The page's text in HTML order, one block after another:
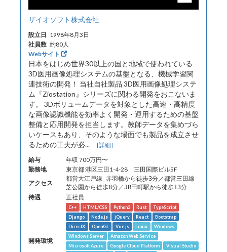
ザイオソフト株式会社
設立日 1998年8月3日
社員数 約80人
Webサイト
日本をはじめ世界30以上の国と地域で使われている
3D医用画像処理システムの基盤となる、機械学習関
連技術の開発！ 当社自社製品 3D医用画像処理システ
ム『Ziostation』シリーズに関わる開発をおこないま
す。 3Dボリュームデータを対象とした高速・高精度
な画像認識機能を効率よく開発・運用するための基盤
整備と応用開発を担当します。教師データを集めづら
いケースもあり、そのような場面でも製品を成立させ
るための工夫が必... [詳細]
給与
年収 700万円〜
勤務地
東京都 港区三田1-4-28 三田国際ビル5F
アクセス
都営大江戸線 赤羽橋から徒歩3分／都営三田線
芝公園から徒歩8分／JR田町駅から徒歩13分
待遇 正社員
開発環境
C++ HTML/CSS Python3 Rust
TypeScript
Django
Node.js jQuery React
Bootstrap
DirectX
OpenGL Vue.js Linux
Windows
Windows Server
Amazon Web Service
Microsoft Azure
Google Cloud Platform
Visual Studio